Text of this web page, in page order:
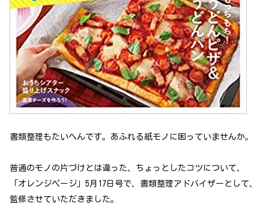
書類整理もたいへんです。あふれる紙モノに困っていませんか。
普通のモノの片づけとは違った、ちょっとしたコツについて、
「オレンジページ」5月17日号で、書類整理アドバイザーとして、
監修させていただきました。